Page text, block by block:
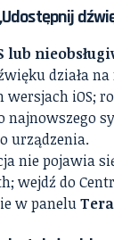
lub
działa
iOS;
najnowszego
urządzenia.
nie pojawia
wejdź do
w panelu